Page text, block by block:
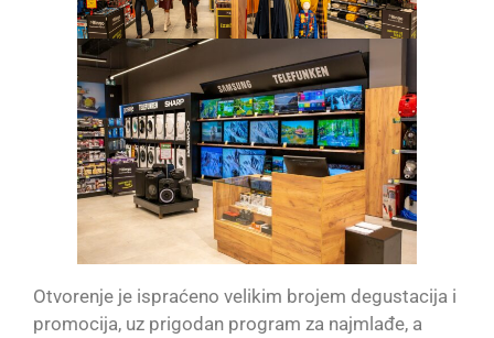
Otvorenje je ispraćeno velikim brojem degustacija i
promocija, uz prigodan program za najmlađe, a